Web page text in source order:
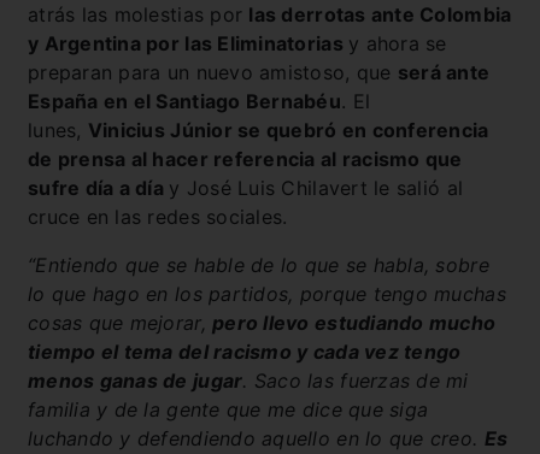
atrás las molestias por las derrotas ante Colombia
y Argentina por las Eliminatorias y ahora se
preparan para un nuevo amistoso, que será ante
España en el Santiago Bernabéu. El
lunes, Vinicius Júnior se quebró en conferencia
de prensa al hacer referencia al racismo que
sufre día a día y José Luis Chilavert le salió al
cruce en las redes sociales.
“Entiendo que se hable de lo que se habla, sobre
lo que hago en los partidos, porque tengo muchas
cosas que mejorar,pero llevo estudiando mucho
tiempo el tema del racismo y cada vez tengo
menos ganas de jugar. Saco las fuerzas de mi
familia y de la gente que me dice que siga
luchando y defendiendo aquello en lo que creo. Es